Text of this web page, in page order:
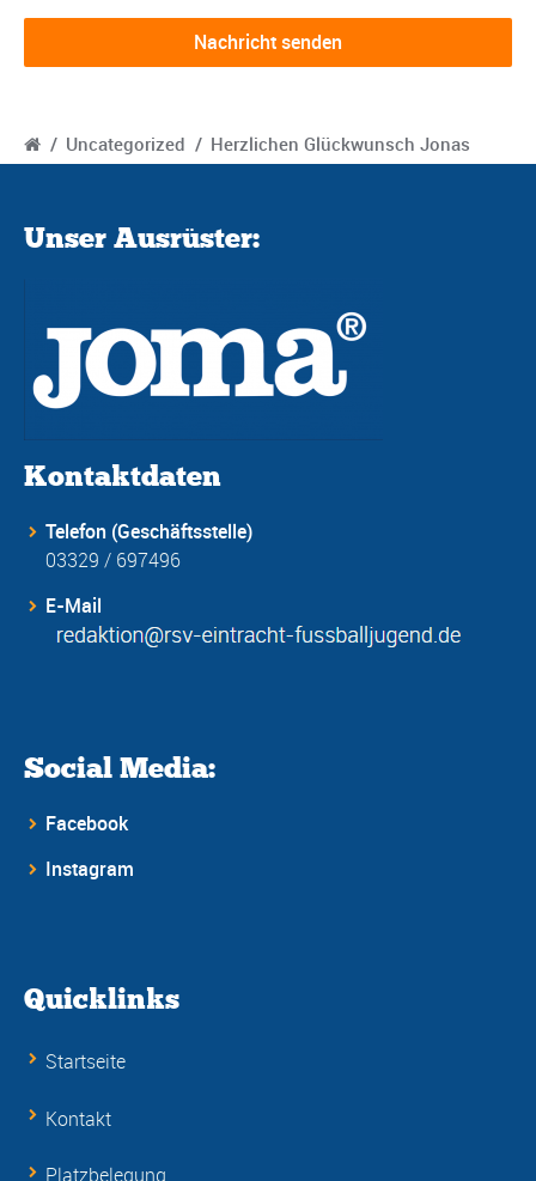
/ Uncategorized / Herzlichen Glückwunsch Jonas
Unser Ausrüster:
Kontaktdaten
Telefon (Geschäftsstelle)
03329 / 697496
E-Mail
Social Media:
Facebook
Instagram
Quicklinks
Startseite
Kontakt
Platzbelegung